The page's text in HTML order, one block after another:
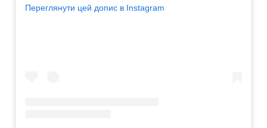
Переглянути цей допис в Instagram